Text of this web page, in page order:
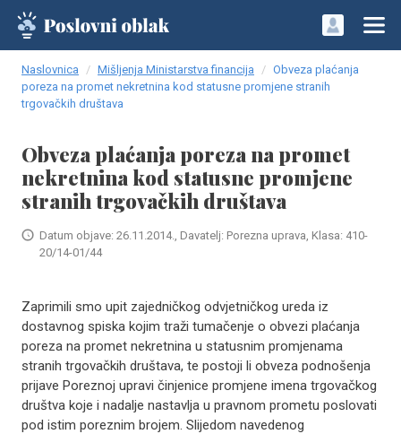
Naslovnica Mišljenja Ministarstva financija
Obveza plaćanja
poreza na promet nekretnina kod statusne promjene stranih
trgovačkih društava
Obveza plaćanja poreza na promet
nekretnina kod statusne promjene
stranih trgovačkih društava
Datum objave: 26.11.2014., Davatelj: Porezna uprava, Klasa: 410-
20/14-01/44
Zaprimili smo upit zajedničkog odvjetničkog ureda iz
dostavnog spiska kojim traži tumačenje o obvezi plaćanja
poreza na promet nekretnina u statusnim promjenama
stranih trgovačkih društava, te postoji li obveza podnošenja
prijave Poreznoj upravi činjenice promjene imena trgovačkog
društva koje i nadalje nastavlja u pravnom prometu poslovati
pod istim poreznim brojem. Slijedom navedenog